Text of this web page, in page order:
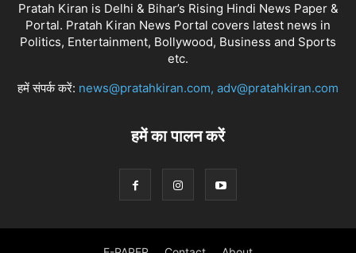
Pratah Kiran is Delhi & Bihar’s Rising Hindi News Paper &
Portal. Pratah Kiran News Portal covers latest news in
Politics, Entertainment, Bollywood, Business and Sports
etc.
हमें संपर्क करें: news@pratahkiran.com, adv@pratahkiran.com
हमें का पालन करें